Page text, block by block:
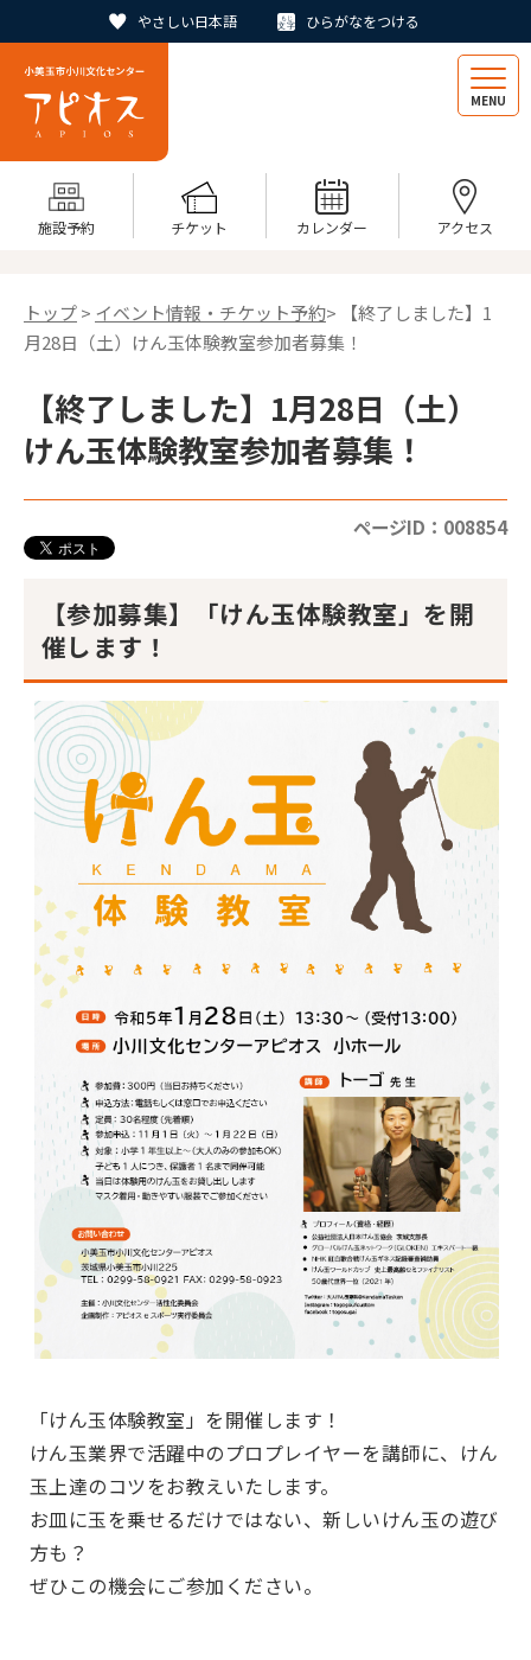
やさしい日本語 ひらがなをつける
MENU
施設予約 チケット カレンダー アクセス
トップ> イベント情報・チケット予約> 【終了しました】1
月28日（土）けん玉体験教室参加者募集！
【終了しました】1月28日（土）
けん玉体験教室参加者募集！
ページID：008854
【参加募集】「けん玉体験教室」を開
催します！
「けん玉体験教室」を開催します！
けん玉業界で活躍中のプロプレイヤーを講師に、けん
玉上達のコツをお教えいたします。
お皿に玉を乗せるだけではない、新しいけん玉の遊び
方も？
ぜひこの機会にご参加ください。